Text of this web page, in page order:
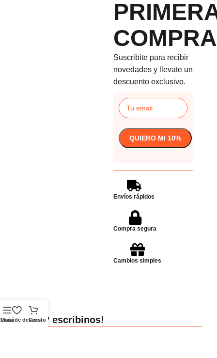
COMPRA
Suscribite para recibir
novedades y llevate un
descuento exclusivo.
Envíos rápidos
Compra segura
Cambios simples
Dudas? escribinos!
Menú
Lista de deseos
Carrito